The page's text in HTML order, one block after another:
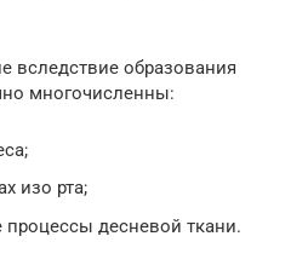
образования
многочисленны:
изо рта;
процессы десневой ткани.